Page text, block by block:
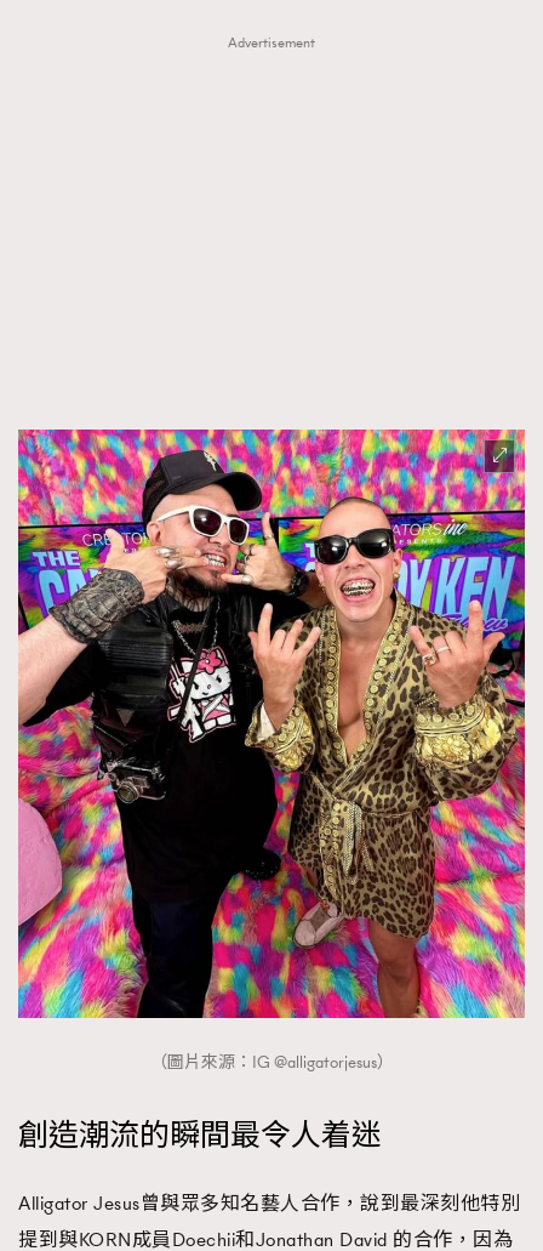
TRENDING
Advertisement
（圖片來源：IG @alligatorjesus）
創造潮流的瞬間最令人着迷
Alligator Jesus曾與眾多知名藝人合作，說到最深刻他特別
提到與KORN成員Doechii和Jonathan David 的合作，因為